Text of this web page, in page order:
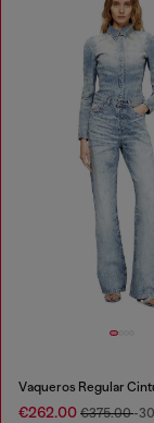
€262.00 €375.00-